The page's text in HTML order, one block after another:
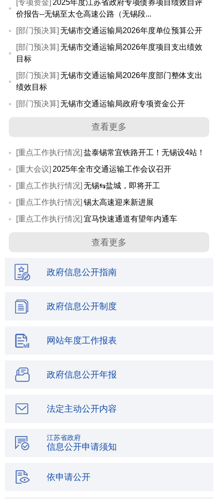
[专项资金] 2025年度江苏省政府专项债券项目绩效自评
价报告--无锡至太仓高速公路（无锡段...
[部门预决算] 无锡市交通运输局2026年度单位预算公开
[部门预决算] 无锡市交通运输局2026年度项目支出绩效
目标
[部门预决算] 无锡市交通运输局2026年度部门整体支出
绩效目标
[部门预决算] 无锡市交通运输局政府专项资金公开
查看更多
[重点工作执行情况] 盐泰锡常宜铁路开工！无锡设4站！
[重大会议] 2025年全市交通运输工作会议召开
[重点工作执行情况] 无锡⇆盐城，即将开工
[重点工作执行情况] 锡太高速迎来新进展
[重点工作执行情况] 宜马快速通道有望年内通车
查看更多
政府信息公开指南
政府信息公开制度
网站年度工作报表
政府信息公开年报
法定主动公开内容
江苏省政府
信息公开申请须知
依申请公开